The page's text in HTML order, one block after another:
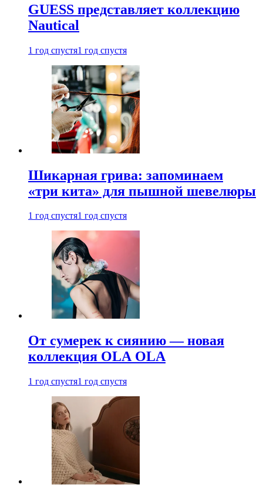
GUESS представляет коллекцию
Nautical
1 год спустя1 год спустя
Шикарная грива: запоминаем
«три кита» для пышной шевелюры
1 год спустя1 год спустя
От сумерек к сиянию — новая
коллекция OLA OLA
1 год спустя1 год спустя